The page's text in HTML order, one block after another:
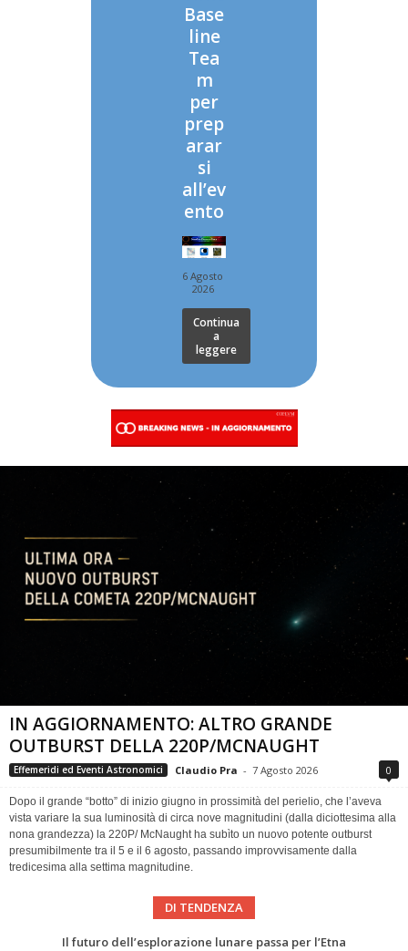
Base
line
Tea
m
per
prep
arar
si
all’ev
ento
6 Agosto
2026
Continua
a
leggere
IN AGGIORNAMENTO: ALTRO GRANDE
OUTBURST DELLA 220P/MCNAUGHT
Effemeridi ed Eventi Astronomici Claudio Pra - 7 Agosto 2026 0
Dopo il grande “botto” di inizio giugno in prossimità del perielio, che l’aveva
vista variare la sua luminosità di circa nove magnitudini (dalla diciottesima alla
nona grandezza) la 220P/ McNaught ha subìto un nuovo potente outburst
presumibilmente tra il 5 e il 6 agosto, passando improvvisamente dalla
tredicesima alla settima magnitudine.
DI TENDENZA